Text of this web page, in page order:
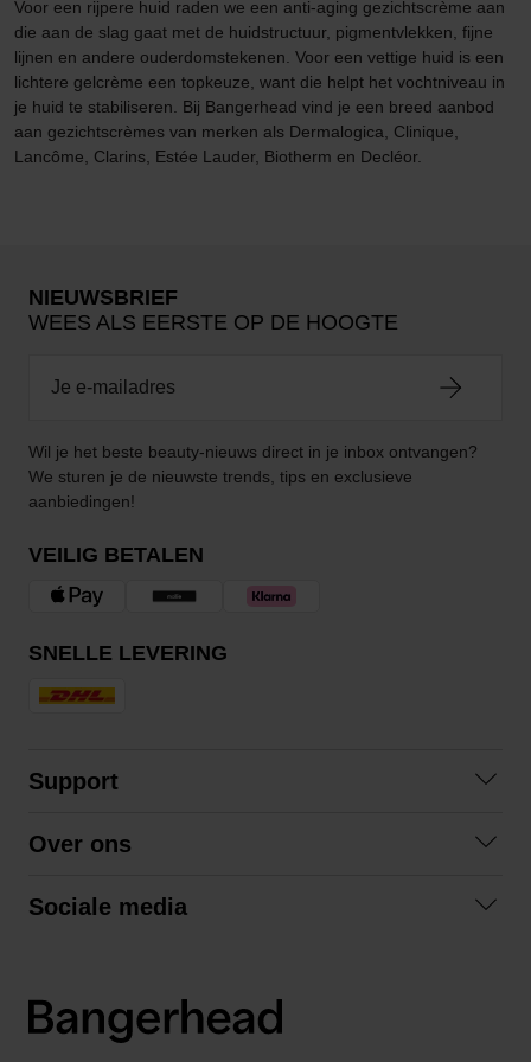
Voor een rijpere huid raden we een anti-aging gezichtscrème aan
die aan de slag gaat met de huidstructuur, pigmentvlekken, fijne
lijnen en andere ouderdomstekenen. Voor een vettige huid is een
lichtere gelcrème een topkeuze, want die helpt het vochtniveau in
je huid te stabiliseren. Bij Bangerhead vind je een breed aanbod
aan gezichtscrèmes van merken als Dermalogica, Clinique,
Lancôme, Clarins, Estée Lauder, Biotherm en Decléor.
NIEUWSBRIEF
WEES ALS EERSTE OP DE HOOGTE
Wil je het beste beauty-nieuws direct in je inbox ontvangen?
We sturen je de nieuwste trends, tips en exclusieve
aanbiedingen!
VEILIG BETALEN
SNELLE LEVERING
Support
Algemene voorwaarden
Over ons
Sociale media
LinkedIn